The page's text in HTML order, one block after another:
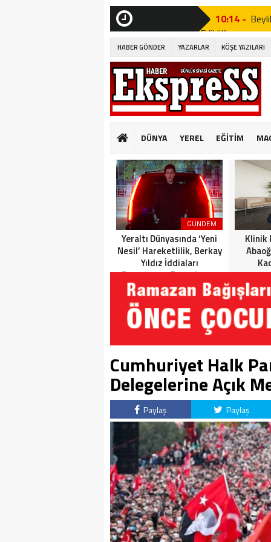
10:14 -
Edildi!”
19:53 -
19:51 -
19:49 -
GÜNKÜ GİBİ
10:14 -
Edildi!”
19:53 -
19:51 -
HABER GÖNDER YAZARLAR KÖŞE YAZILARI
DÜNYA YEREL EĞİTİM
GÜNDEM
Yeraltı Dünyasında ‘Yeni
Nesil’ Hareketlilik, Berkay
Yıldız İddiaları
Soruşturma Dosyalarına
Yansıdı!
Klinik
Cumhuriyet Halk
Delegelerine Açık
Paylaş Paylaş